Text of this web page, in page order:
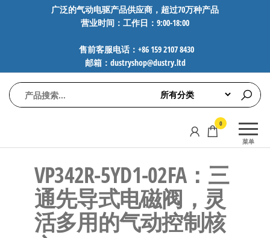
广泛的气动电驱产品供应商，超过70万种产品
营业时间：工作日：9:00-18:00
售前客服电话：+86 159 2107 8430
邮箱：dustryshop@dustry.ltd
动
FESTO、
AVENTICS等
品牌气动
元件，超
过88万种
工业自动
菜单
0
VP342R-5YD1-02FA：三
通先导式电磁阀，灵
活多用的气动控制核